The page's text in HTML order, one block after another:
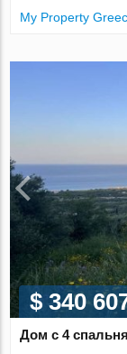
My Property
$ 340
Дом с 4